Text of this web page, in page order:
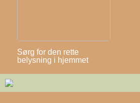
Sørg for den rette
belysning i hjemmet